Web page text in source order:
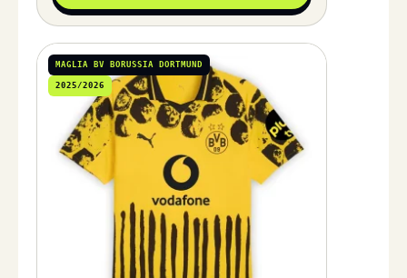
MAGLIA BV BORUSSIA DORTMUND
2025/2026